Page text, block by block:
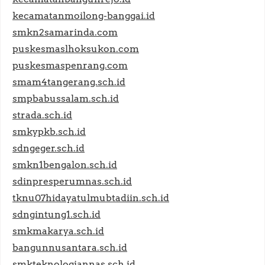
kecamatanmoilong-banggai.id
smkn2samarinda.com
puskesmaslhoksukon.com
puskesmaspenrang.com
smam4tangerang.sch.id
smpbabussalam.sch.id
strada.sch.id
smkypkb.sch.id
sdngeger.sch.id
smkn1bengalon.sch.id
sdinpresperumnas.sch.id
tknu07hidayatulmubtadiin.sch.id
sdngintung1.sch.id
smkmakarya.sch.id
bangunnusantara.sch.id